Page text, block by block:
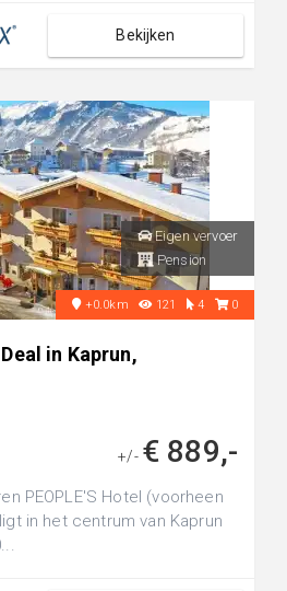
Bekijken
Eigen vervoer
Pension
+0.0km 121 4 0
in Kaprun,
+/- € 889,-
PEOPLE'S Hotel (voorheen
in het centrum van Kaprun